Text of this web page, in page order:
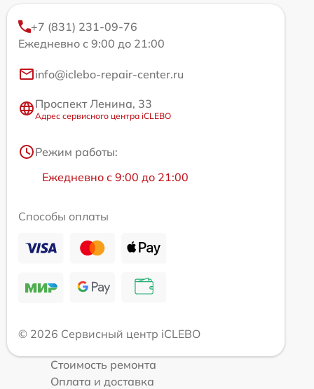
+7 (831) 231-09-76
Ежедневно с 9:00 до 21:00
info@iclebo-repair-center.ru
Проспект Ленина, 33
Адрес сервисного центра iCLEBO
Режим работы:
Ежедневно с 9:00 до 21:00
Способы оплаты
© 2026 Сервисный центр iCLEBO
Стоимость ремонта
Оплата и доставка